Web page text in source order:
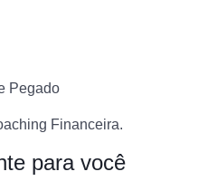
Pegado
Financeira.
para você